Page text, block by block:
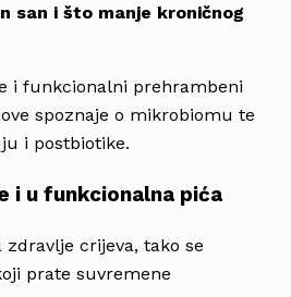
san i što manje kroničnog
i funkcionalni prehrambeni
spoznaje o mikrobiomu te
i postbiotike.
i u funkcionalna pića
crijeva, tako se
prate suvremene